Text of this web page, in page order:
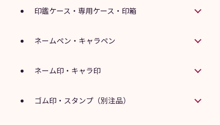
印鑑ケース・専用ケース・印箱
ネームペン・キャラペン
ネーム印・キャラ印
ゴム印・スタンプ（別注品）